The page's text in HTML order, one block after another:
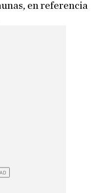
en referencia